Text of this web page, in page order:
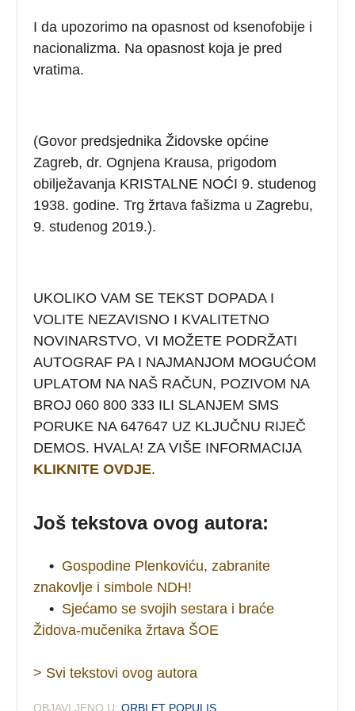
I da upozorimo na opasnost od ksenofobije i
nacionalizma. Na opasnost koja je pred
vratima.
(Govor predsjednika Židovske općine
Zagreb, dr. Ognjena Krausa, prigodom
obilježavanja KRISTALNE NOĆI 9. studenog
1938. godine. Trg žrtava fašizma u Zagrebu,
9. studenog 2019.).
UKOLIKO VAM SE TEKST DOPADA I
VOLITE NEZAVISNO I KVALITETNO
NOVINARSTVO, VI MOŽETE PODRŽATI
AUTOGRAF PA I NAJMANJOM MOGUĆOM
UPLATOM NA NAŠ RAČUN, POZIVOM NA
BROJ 060 800 333 ILI SLANJEM SMS
PORUKE NA 647647 UZ KLJUČNU RIJEČ
DEMOS. HVALA! ZA VIŠE INFORMACIJA
KLIKNITE OVDJE.
Još tekstova ovog autora:
• Gospodine Plenkoviću, zabranite
znakovlje i simbole NDH!
• Sjećamo se svojih sestara i braće
Židova-mučenika žrtava ŠOE
> Svi tekstovi ovog autora
OBJAVLJENO U: ORBI ET POPULIS